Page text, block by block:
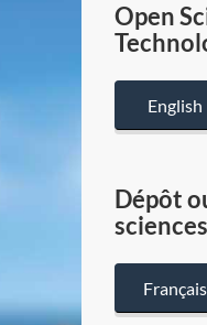
Open
English
Dépôt
Français